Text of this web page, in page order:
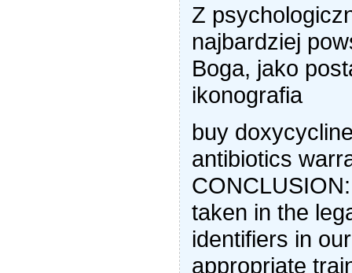
Z
najbardziej
Boga, jako
ikonografia
buy
antibiotics
taken in the
identifiers in
appropriate